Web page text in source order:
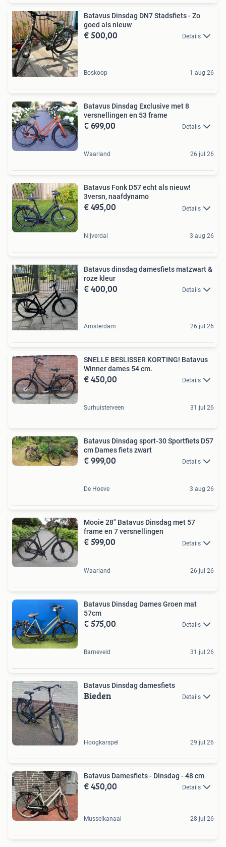
Batavus Dinsdag DN7 Stadsfiets - Zo
goed als nieuw
€ 500,00 Details
Boskoop 1 aug 26
Batavus Dinsdag Exclusive met 8
versnellingen en 53 frame
€ 699,00 Details
Waarland 26 jul 26
Batavus Fonk D57 echt als nieuw!
3versn, naafdynamo
€ 495,00 Details
Nijverdal 3 aug 26
Batavus dinsdag damesfiets matzwart &
roze kleur
€ 400,00 Details
Amsterdam 26 jul 26
SNELLE BESLISSER KORTING! Batavus
Winner dames 54 cm.
€ 450,00 Details
Surhuisterveen 31 jul 26
Batavus Dinsdag sport-30 Sportfiets D57
cm Dames fiets zwart
€ 999,00 Details
De Hoeve 3 aug 26
Mooie 28" Batavus Dinsdag met 57
frame en 7 versnellingen
€ 599,00 Details
Waarland 26 jul 26
Batavus Dinsdag Dames Groen mat
57cm
€ 575,00 Details
Barneveld 31 jul 26
Batavus Dinsdag damesfiets
Bieden Details
Hoogkarspel 29 jul 26
Batavus Damesfiets - Dinsdag - 48 cm
€ 450,00 Details
Musselkanaal 28 jul 26